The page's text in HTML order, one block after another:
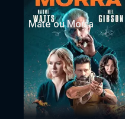
Mate ou Morra